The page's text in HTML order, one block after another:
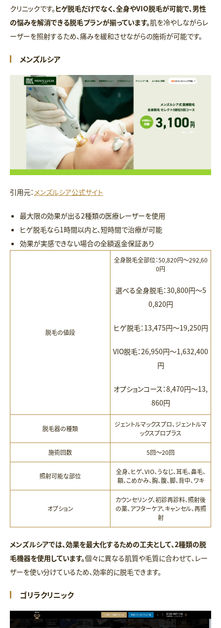
クリニックです。ヒゲ脱毛だけでなく、全身やVIO脱毛が可能で、男性
の悩みを解消できる脱毛プランが揃っています。肌を冷やしながらレ
ーザーを照射するため、痛みを緩和させながらの施術が可能です。
メンズルシア
引用元： メンズルシア公式サイト
最大限の効果が出る2種類の医療レーザーを使用
ヒゲ脱毛なら1時間以内と、短時間で治療が可能
効果が実感できない場合の全額返金保証あり
脱毛の値段
全身脱毛全部位：50,820円〜292,60
0円
選べる全身脱毛：30,800円〜5
0,820円
ヒゲ脱毛：13,475円〜19,250円
VIO脱毛：26,950円〜1,632,400
円
オプションコース：8,470円〜13,
860円
脱毛器の種類
ジェントルマックスプロ、ジェントルマ
ックスプロプラス
施術回数 5回〜20回
照射可能な部位
全身、ヒゲ、VIO、うなじ、耳毛、鼻毛、
額、こめかみ、胸、腹、脚、背中、ワキ
オプション
カウンセリング、初診再診料、照射後
の薬、アフターケア、キャンセル、再照
射
メンズルシアでは、効果を最大化するための工夫として、2種類の脱
毛機器を使用しています。個々に異なる肌質や毛質に合わせて、レー
ザーを使い分けているため、効率的に脱毛できます。
ゴリラクリニック